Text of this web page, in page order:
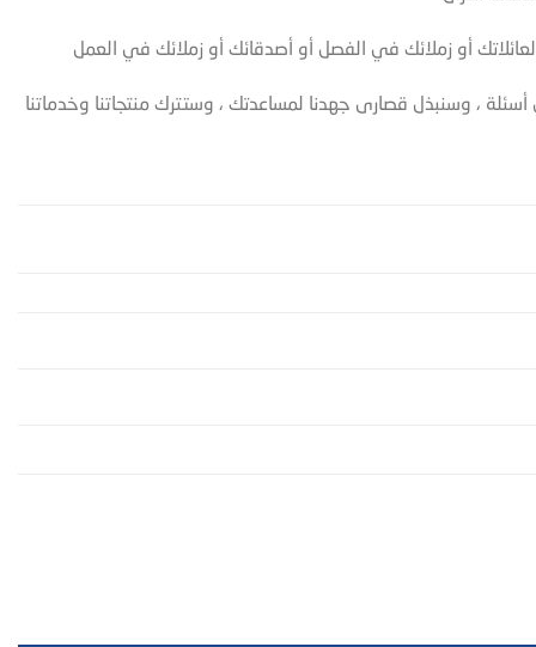
لعائلاتك أو زملائك في الفصل أو أصدقائك أو زملائك في العمل
، وسنبذل قصارى جهدنا لمساعدتك ، وستترك منتجاتنا وخدماتنا